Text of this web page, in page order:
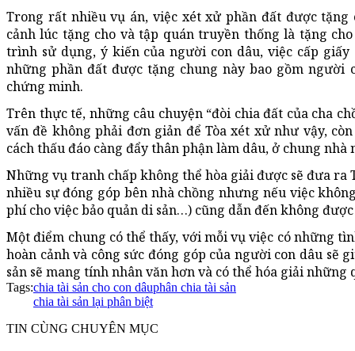
Trong rất nhiều vụ án, việc xét xử phần đất được
cảnh lúc tặng cho và tập quán truyền thống là tặng
trình sử dụng, ý kiến của người con dâu, việc cấp
những phần đất được tặng chung này bao gồm người
chứng minh.
Trên thực tế, những câu chuyện “đòi chia đất của cha
vấn đề không phải đơn giản để Tòa xét xử như vậy,
cách thấu đáo càng đẩy thân phận làm dâu, ở chung nhà
Những vụ tranh chấp không thể hòa giải được sẽ đưa ra
nhiều sự đóng góp bên nhà chồng nhưng nếu việc
phí cho việc bảo quản di sản…) cũng dẫn đến không
Một điểm chung có thể thấy, với mỗi vụ việc có những
hoàn cảnh và công sức đóng góp của người con dâu sẽ
sản sẽ mang tính nhân văn hơn và có thể hóa giải
Tags:chia tài sản cho con dâuphân chia tài sản
chia tài sản lại phân biệt
TIN CÙNG CHUYÊN MỤC